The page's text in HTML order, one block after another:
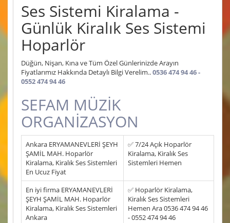
Ses Sistemi Kiralama -
Günlük Kiralık Ses Sistemi
Hoparlör
Düğün, Nişan, Kına ve Tüm Özel Günlerinizde Arayın
Fiyatlarımız Hakkında Detaylı Bilgi Verelim..0536 474 94 46 -
0552 474 94 46
SEFAM MÜZİK
ORGANİZASYON
Ankara ERYAMANEVLERİ ŞEYH
ŞAMİL MAH. Hoparlör
Kiralama, Kiralık Ses Sistemleri
En Ucuz Fiyat
✅ 7/24 Açık Hoparlör
Kiralama, Kiralık Ses
Sistemleri Hemen
En iyi firma ERYAMANEVLERİ
ŞEYH ŞAMİL MAH. Hoparlör
Kiralama, Kiralık Ses Sistemleri
Ankara
✅ Hoparlör Kiralama,
Kiralık Ses Sistemleri
Hemen Ara 0536 474 94 46
- 0552 474 94 46